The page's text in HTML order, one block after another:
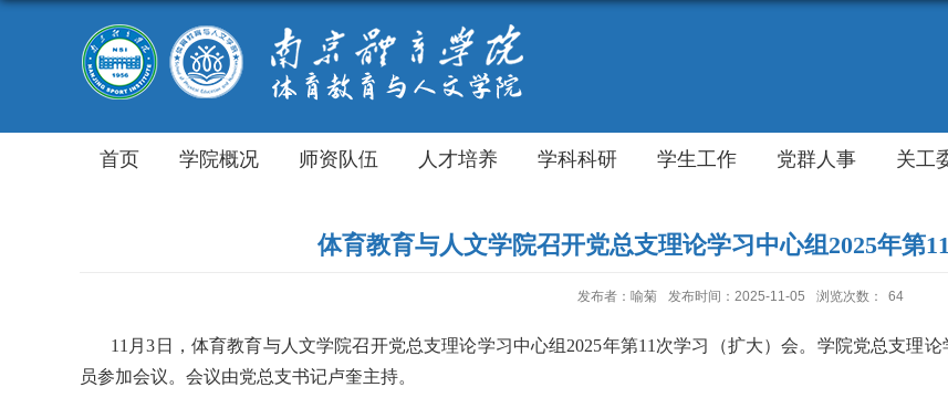
首页 学院概况 师资队伍 人才培养 学科科研 学生工作 党群人事 关工
体育教育与人文学院召开党总支理论学习中心组2025年第
发布者：喻菊 发布时间：2025-11-05 浏览次数： 64
11 月3 日，体育教育与人文学院召开党总支理论学习中心组 2025年第11 次学习（扩大）会。学院党总支理
员参加会议。会议由党总支书记卢奎主持。